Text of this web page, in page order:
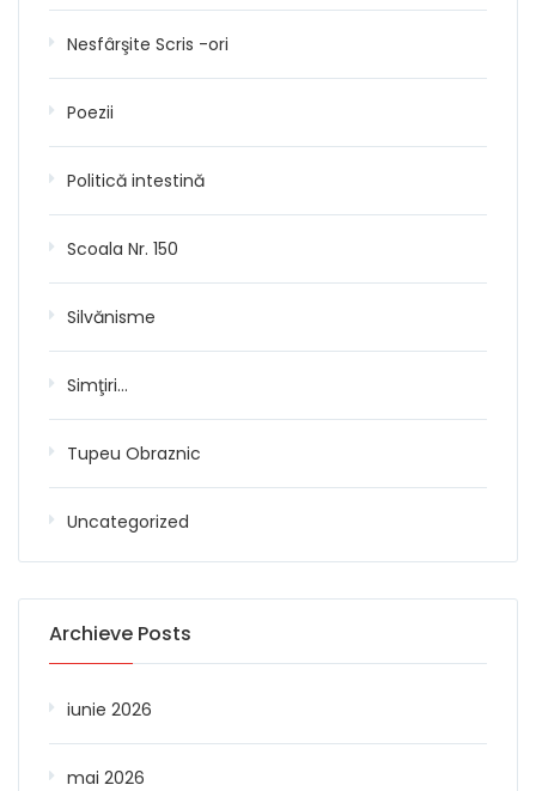
Nesfârşite Scris -ori
Poezii
Politică intestină
Scoala Nr. 150
Silvănisme
Simţiri…
Tupeu Obraznic
Uncategorized
Archieve Posts
iunie 2026
mai 2026